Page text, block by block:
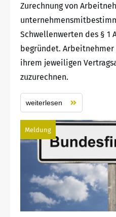
Zurechnung von
Schwellenwerten des § 1
begründet.
ihrem jeweiligen
zuzurechnen.
weiterlesen
Meldung